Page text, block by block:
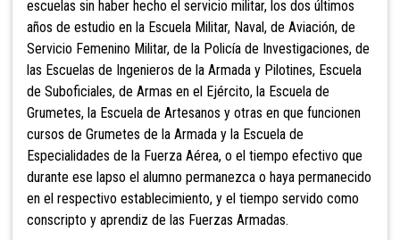
escuelas sin haber hecho el servicio militar, los dos últimos
años de estudio en la Escuela Militar, Naval, de Aviación, de
Servicio Femenino Militar, de la Policía de Investigaciones, de
las Escuelas de Ingenieros de la Armada y Pilotines, Escuela
de Suboficiales, de Armas en el Ejército, la Escuela de
Grumetes, la Escuela de Artesanos y otras en que funcionen
cursos de Grumetes de la Armada y la Escuela de
Especialidades de la Fuerza Aérea, o el tiempo efectivo que
durante ese lapso el alumno permanezca o haya permanecido
en el respectivo establecimiento, y el tiempo servido como
conscripto y aprendiz de las Fuerzas Armadas.